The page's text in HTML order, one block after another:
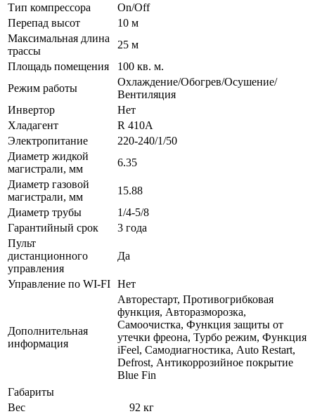
Тип компрессора
On/Off
Перепад высот
10 м
Максимальная длина
трассы
25 м
Площадь помещения
100 кв. м.
Режим работы
Охлаждение/Обогрев/Осушение/
Вентиляция
Инвертор
Нет
Хладагент
R 410A
Электропитание
220-240/1/50
Диаметр жидкой
магистрали, мм
6.35
Диаметр газовой
магистрали, мм
15.88
Диаметр трубы
1/4-5/8
Гарантийный срок
3 года
Пульт
дистанционного
управления
Да
Управление по WI-FI Нет
Дополнительная
информация
Авторестарт, Противогрибковая
функция, Авторазморозка,
Самоочистка, Функция защиты от
утечки фреона, Турбо режим, Функция
iFeel, Самодиагностика, Auto Restart,
Defrost, Антикоррозийное покрытие
Blue Fin
Габариты
Вес
92 кг